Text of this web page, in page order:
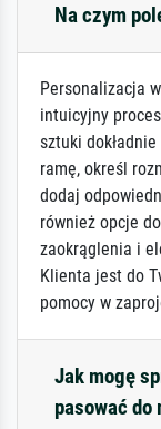
Na czym
Personalizacja
intuicyjny
sztuki
ramę, określ
dodaj
również opcje
zaokrąglenia i
Klienta jest do
pomocy w
Jak mogę
pasować do